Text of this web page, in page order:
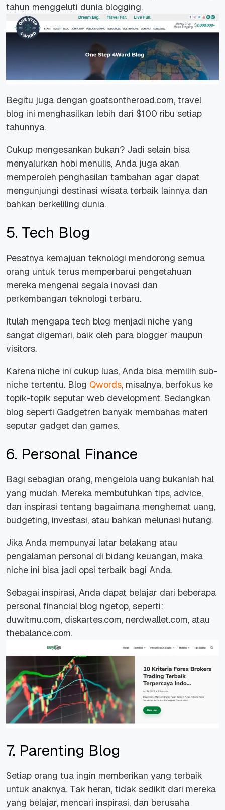
tahun menggeluti dunia blogging.
Begitu juga dengan goatsontheroad.com, travel
blog ini menghasilkan lebih dari $100 ribu setiap
tahunnya.
Cukup mengesankan bukan? Jadi selain bisa
menyalurkan hobi menulis, Anda juga akan
memperoleh penghasilan tambahan agar dapat
mengunjungi destinasi wisata terbaik lainnya dan
bahkan berkeliling dunia.
5. Tech Blog
Pesatnya kemajuan teknologi mendorong semua
orang untuk terus memperbarui pengetahuan
mereka mengenai segala inovasi dan
perkembangan teknologi terbaru.
Itulah mengapa tech blog menjadi niche yang
sangat digemari, baik oleh para blogger maupun
visitors.
Karena niche ini cukup luas, Anda bisa memilih sub-
niche tertentu. Blog Qwords, misalnya, berfokus ke
topik-topik seputar web development. Sedangkan
blog seperti Gadgetren banyak membahas materi
seputar gadget dan games.
6. Personal Finance
Bagi sebagian orang, mengelola uang bukanlah hal
yang mudah. Mereka membutuhkan tips, advice,
dan inspirasi tentang bagaimana menghemat uang,
budgeting, investasi, atau bahkan melunasi hutang.
Jika Anda mempunyai latar belakang atau
pengalaman personal di bidang keuangan, maka
niche ini bisa jadi opsi terbaik bagi Anda.
Sebagai inspirasi, Anda dapat belajar dari beberapa
personal financial blog ngetop, seperti:
duwitmu.com, diskartes.com, nerdwallet.com, atau
thebalance.com.
7. Parenting Blog
Setiap orang tua ingin memberikan yang terbaik
untuk anaknya. Tak heran, tidak sedikit dari mereka
yang belajar, mencari inspirasi, dan berusaha